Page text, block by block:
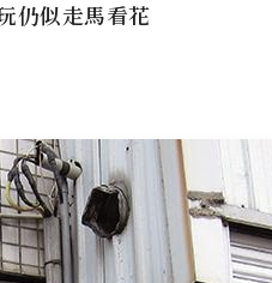
仍似走馬看花